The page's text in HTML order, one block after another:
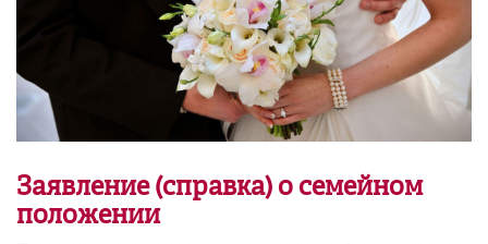
Заявление (справка) о семейном
положении